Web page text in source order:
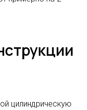
цилиндрическую